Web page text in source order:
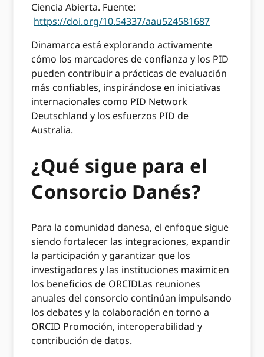
Ciencia Abierta. Fuente:
https://doi.org/10.54337/aau524581687
Dinamarca está explorando activamente
cómo los marcadores de confianza y los PID
pueden contribuir a prácticas de evaluación
más confiables, inspirándose en iniciativas
internacionales como PID Network
Deutschland y los esfuerzos PID de
Australia.
¿Qué sigue para el
Consorcio Danés?
Para la comunidad danesa, el enfoque sigue
siendo fortalecer las integraciones, expandir
la participación y garantizar que los
investigadores y las instituciones maximicen
los beneficios de ORCIDLas reuniones
anuales del consorcio continúan impulsando
los debates y la colaboración en torno a
ORCID Promoción, interoperabilidad y
contribución de datos.